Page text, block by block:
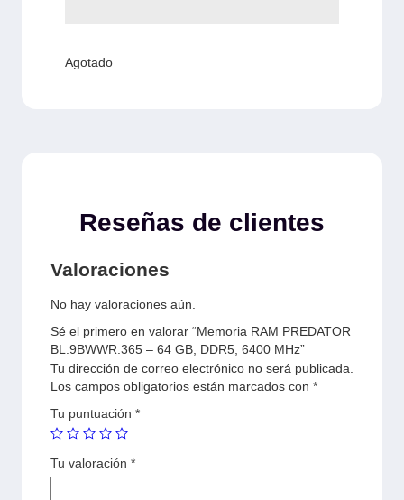
Agotado
Reseñas de clientes
Valoraciones
No hay valoraciones aún.
Sé el primero en valorar “Memoria RAM PREDATOR
BL.9BWWR.365 – 64 GB, DDR5, 6400 MHz”
Tu dirección de correo electrónico no será publicada.
Los campos obligatorios están marcados con *
Tu puntuación *
Tu valoración *